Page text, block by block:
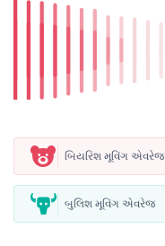
બિયરિશ મૂવિંગ એવરેજ
બુલિશ મૂવિંગ એવરેજ